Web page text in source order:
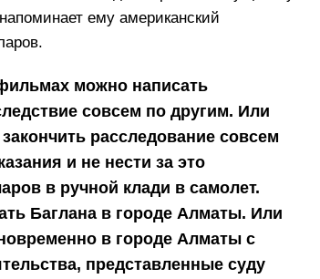
ему американский
можно написать
совсем по другим. Или
расследование совсем
и не нести за это
в ручной клади в самолет.
Баглана в городе Алматы. Или
в городе Алматы с
представленные суду